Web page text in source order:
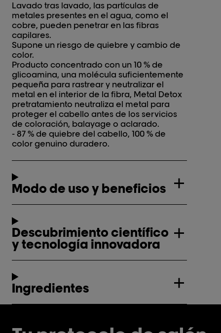
Lavado tras lavado, las partículas de
metales presentes en el agua, como el
cobre, pueden penetrar en las fibras
capilares.
Supone un riesgo de quiebre y cambio de
color.
Producto concentrado con un 10 % de
glicoamina, una molécula suficientemente
pequeña para rastrear y neutralizar el
metal en el interior de la fibra, Metal Detox
pretratamiento neutraliza el metal para
proteger el cabello antes de los servicios
de coloración, balayage o aclarado.
- 87 % de quiebre del cabello, 100 % de
color genuino duradero.
Modo de uso y beneficios
Descubrimiento científico
y tecnología innovadora
Ingredientes